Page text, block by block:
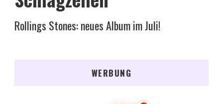
Rollings Stones: neues Album im Juli!
WERBUNG